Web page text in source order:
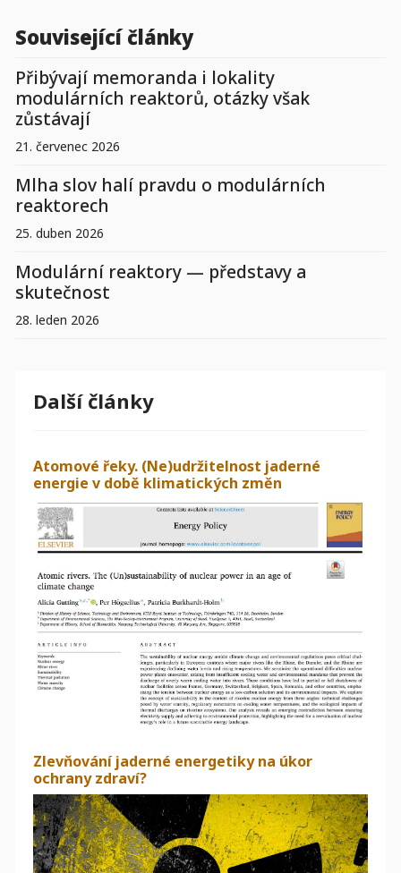
Související články
Přibývají memoranda i lokality
modulárních reaktorů, otázky však
zůstávají
21. červenec 2026
Mlha slov halí pravdu o modulárních
reaktorech
25. duben 2026
Modulární reaktory — představy a
skutečnost
28. leden 2026
Další články
Atomové řeky. (Ne)udržitelnost jaderné
energie v době klimatických změn
Zlevňování jaderné energetiky na úkor
ochrany zdraví?